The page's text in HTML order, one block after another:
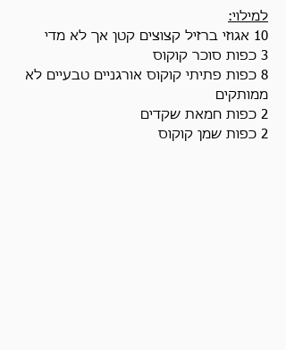
למילוי:
10 אגוזי ברזיל קצוצים קטן אך לא מדי
3 כפות סוכר קוקוס
8 כפות פתיתי קוקוס אורגניים טבעיים לא
ממותקים
2 כפות חמאת שקדים
2 כפות שמן קוקוס